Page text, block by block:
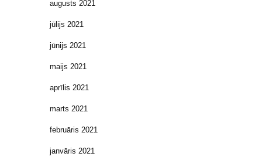
augusts 2021
jūlijs 2021
jūnijs 2021
maijs 2021
aprīlis 2021
marts 2021
februāris 2021
janvāris 2021